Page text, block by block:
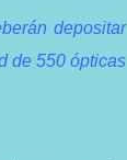
depositar
de 550 ópticas